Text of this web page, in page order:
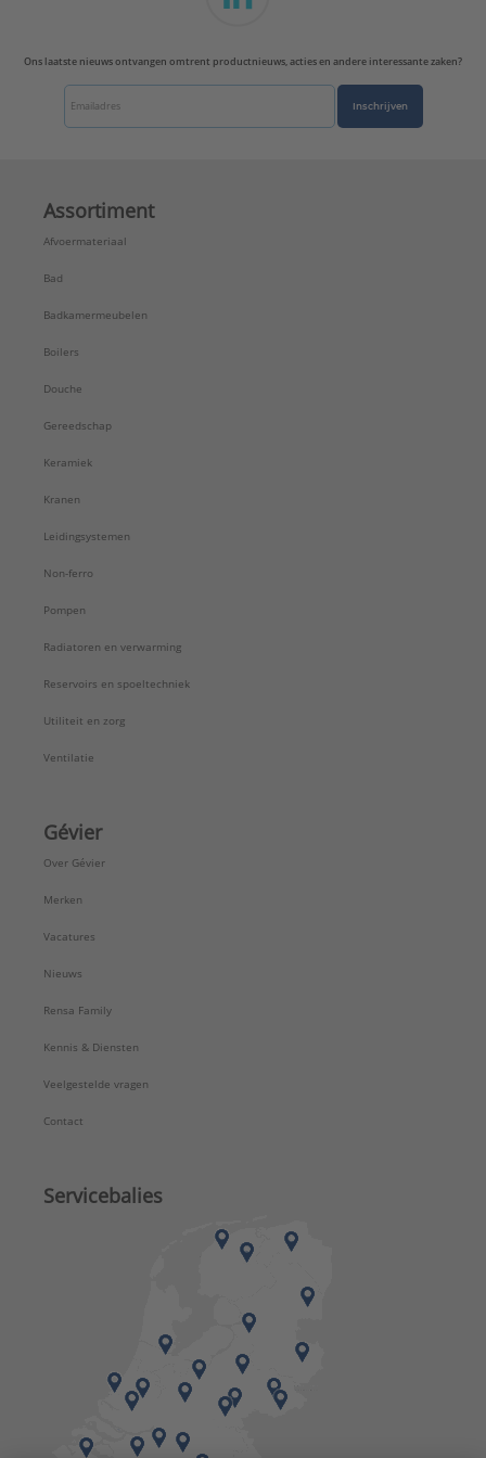
Ons laatste nieuws ontvangen omtrent productnieuws, acties en andere interessante zaken?
Inschrijven
Assortiment
Afvoermateriaal
Bad
Badkamermeubelen
Boilers
Douche
Gereedschap
Keramiek
Kranen
Leidingsystemen
Non-ferro
Pompen
Radiatoren en verwarming
Reservoirs en spoeltechniek
Utiliteit en zorg
Ventilatie
Gévier
Over Gévier
Merken
Vacatures
Nieuws
Rensa Family
Kennis & Diensten
Veelgestelde vragen
Contact
Servicebalies